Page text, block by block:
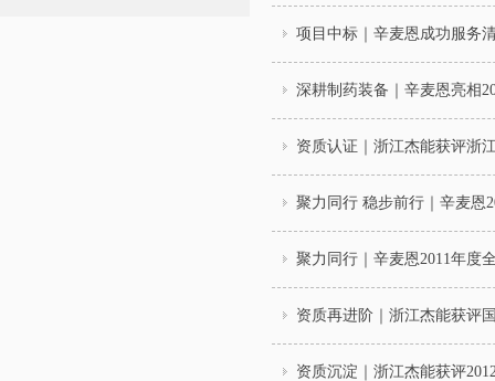
项目中标｜辛麦恩成功服务
深耕制药装备｜辛麦恩亮相
资质认证｜浙江杰能获评浙
聚力同行 稳步前行｜辛麦恩
聚力同行｜辛麦恩2011年度
资质再进阶｜浙江杰能获评
资质沉淀｜浙江杰能获评